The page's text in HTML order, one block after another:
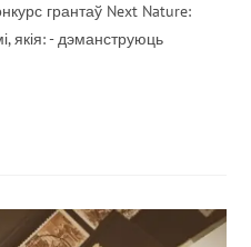
грантаў Next Nature:
якія: - дэманструюць